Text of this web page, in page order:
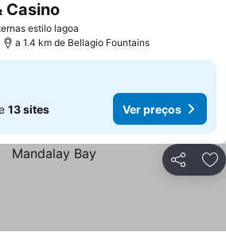
estilo lagoa
Casino
a 1.4 km de Bellagio Fountains
13 sites Ver preços
Partilhar